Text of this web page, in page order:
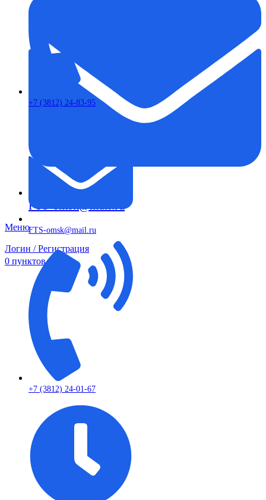
FTS-omsk@mail.ru
Меню
Логин / Регистрация
0 пунктов 0,00 ₽
+7 (3812) 24-83-95
FTS-omsk@mail.ru
+7 (3812) 24-01-67